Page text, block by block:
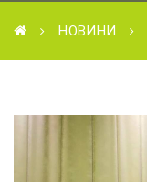
НОВИНИ